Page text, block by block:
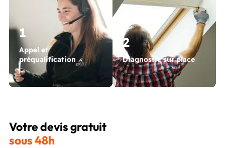
1
Appel et
préqualification
2
Diagnostic sur place
Votre devis gratuit
sous 48h